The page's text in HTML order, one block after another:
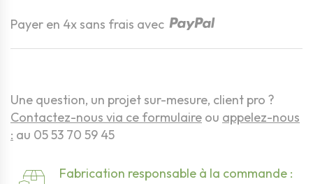
Payer en 4x sans frais avec
Une question, un projet sur-mesure, client pro ?
Contactez-nous via ce formulaire ou appelez-nous
: au 05 53 70 59 45
Fabrication responsable à la commande :